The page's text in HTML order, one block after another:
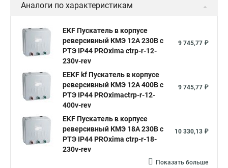
Аналоги по характеристикам
EKF Пускатель в корпусе
реверсивный КМЭ 12А 230В с
РТЭ IP44 PROxima ctrp-r-12-
230v-rev
9 745,77 ₽
EEKF kf Пускатель в корпусе
реверсивный КМЭ 12А 400В с
РТЭ IP44 PROximactrp-r-12-
400v-rev
9 745,77 ₽
EKF Пускатель в корпусе
реверсивный КМЭ 18А 230В с
РТЭ IP44 PROxima ctrp-r-18-
230v-rev
10 330,13 ₽
Показать больше